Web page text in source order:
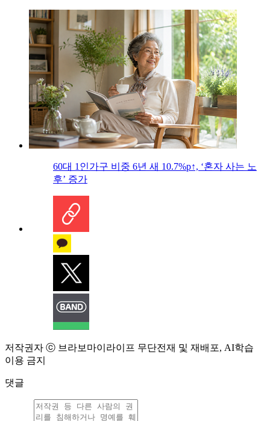
60대 1인가구 비중 6년 새 10.7%p↑, ‘혼자 사는 노
후’ 증가
저작권자 ⓒ 브라보마이라이프 무단전재 및 재배포, AI학습
이용 금지
댓글